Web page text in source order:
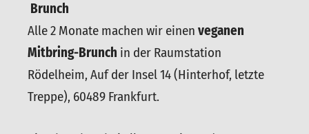
Brunch
Alle 2 Monate machen wir einen veganen
Mitbring-Brunch in der Raumstation
Rödelheim, Auf der Insel 14 (Hinterhof, letzte
Treppe), 60489 Frankfurt.